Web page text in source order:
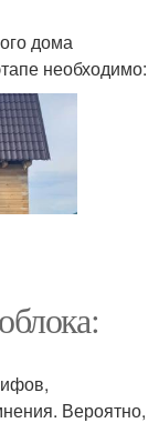
дома
необходимо:
Вероятно,